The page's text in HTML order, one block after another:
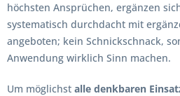
höchsten Ansprüchen, ergänzen
systematisch durchdacht mit
angeboten; kein Schnickschnack,
Anwendung wirklich Sinn machen.
Um möglichst alle denkbaren